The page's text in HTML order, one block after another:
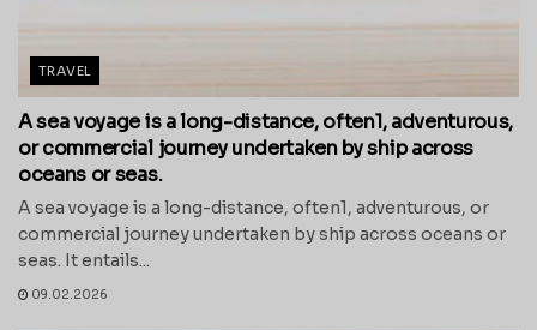
TRAVEL
A sea voyage is a long-distance, often1, adventurous,
or commercial journey undertaken by ship across
oceans or seas.
A sea voyage is a long-distance, often1, adventurous, or
commercial journey undertaken by ship across oceans or
seas. It entails...
09.02.2026